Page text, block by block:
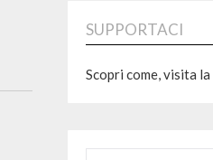
SUPPORTACI
Scopri come, visita